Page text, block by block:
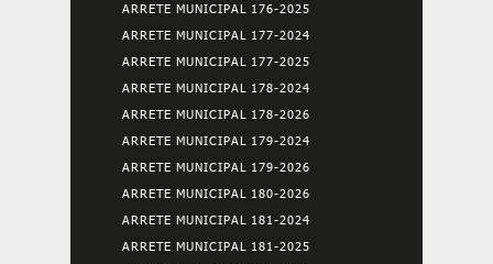
ARRETE MUNICIPAL 176-2025
ARRETE MUNICIPAL 177-2024
ARRETE MUNICIPAL 177-2025
ARRETE MUNICIPAL 178-2024
ARRETE MUNICIPAL 178-2026
ARRETE MUNICIPAL 179-2024
ARRETE MUNICIPAL 179-2026
ARRETE MUNICIPAL 180-2026
ARRETE MUNICIPAL 181-2024
ARRETE MUNICIPAL 181-2025